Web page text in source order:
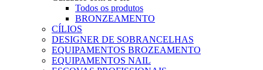
Todos os produtos
BRONZEAMENTO
CÍLIOS
DESIGNER DE SOBRANCELHAS
EQUIPAMENTOS BROZEAMENTO
EQUIPAMENTOS NAIL